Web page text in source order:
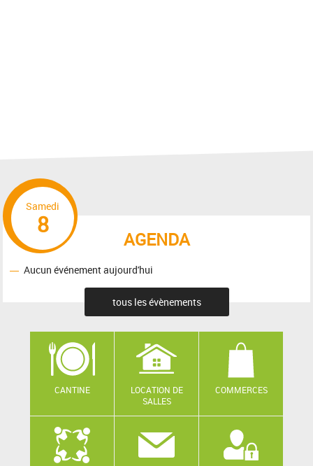
AGENDA
Samedi
8
Aucun événement aujourd'hui
tous les évènements
CANTINE
LOCATION DE
SALLES
COMMERCES